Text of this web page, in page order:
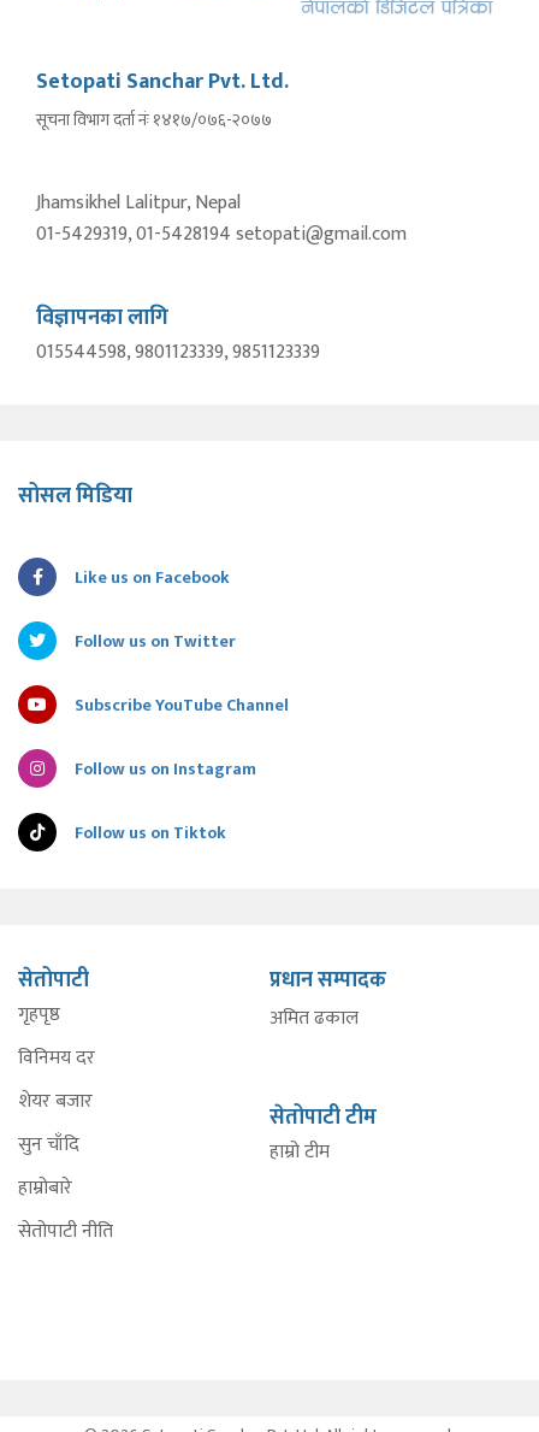
Setopati Sanchar Pvt. Ltd.
सूचना विभाग दर्ता नंः १४१७/०७६-२०७७
Jhamsikhel Lalitpur, Nepal
01-5429319, 01-5428194 setopati@gmail.com
विज्ञापनका लागि
015544598, 9801123339, 9851123339
सोसल मिडिया
Like us on Facebook
Follow us on Twitter
Subscribe YouTube Channel
Follow us on Instagram
Follow us on Tiktok
सेतोपाटी
गृहपृष्ठ
विनिमय दर
शेयर बजार
सुन चाँदि
हाम्रोबारे
सेतोपाटी नीति
प्रधान सम्पादक
अमित ढकाल
सेतोपाटी टीम
हाम्रो टीम